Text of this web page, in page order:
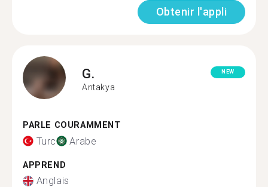
Obtenir l'appli
G.
Antakya
NEW
PARLE COURAMMENT
Turc Arabe
APPREND
Anglais